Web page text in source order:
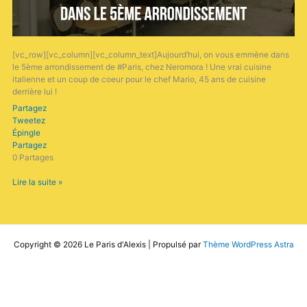
[vc_row][vc_column][vc_column_text]Aujourd’hui, on vous emmène dans
le 5ème arrondissement de #Paris, chez Neromora ! Une vrai cuisine
italienne et un coup de coeur pour le chef Mario, 45 ans de cuisine
derrière lui !
Partagez
Tweetez
Épingle
Partagez
0 Partages
Lire la suite »
Copyright © 2026 Le Paris d'Alexis | Propulsé par Thème WordPress Astra